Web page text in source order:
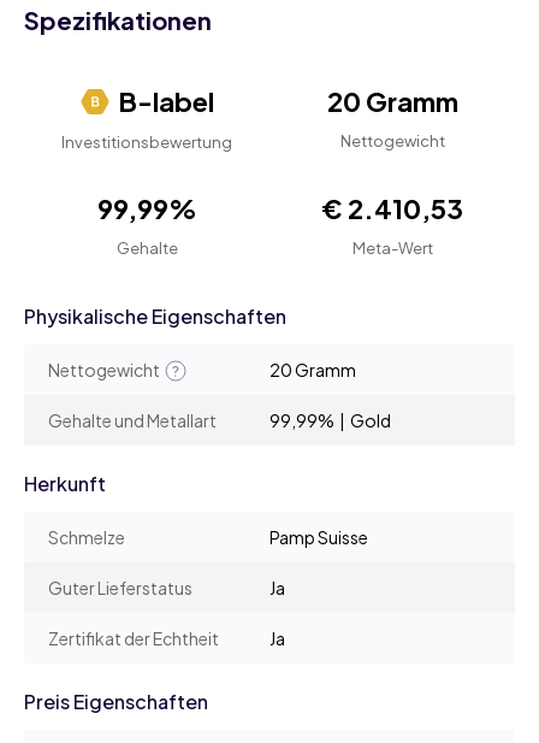
Spezifikationen
B-label
Investitionsbewertung
20 Gramm
Nettogewicht
99,99%
Gehalte
€ 2.410,53
Meta-Wert
Physikalische Eigenschaften
Nettogewicht 20 Gramm
Gehalte und Metallart 99,99% | Gold
Herkunft
Schmelze Pamp Suisse
Guter Lieferstatus Ja
Zertifikat der Echtheit Ja
Preis Eigenschaften